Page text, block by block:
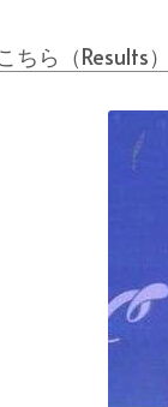
ちら（Results）